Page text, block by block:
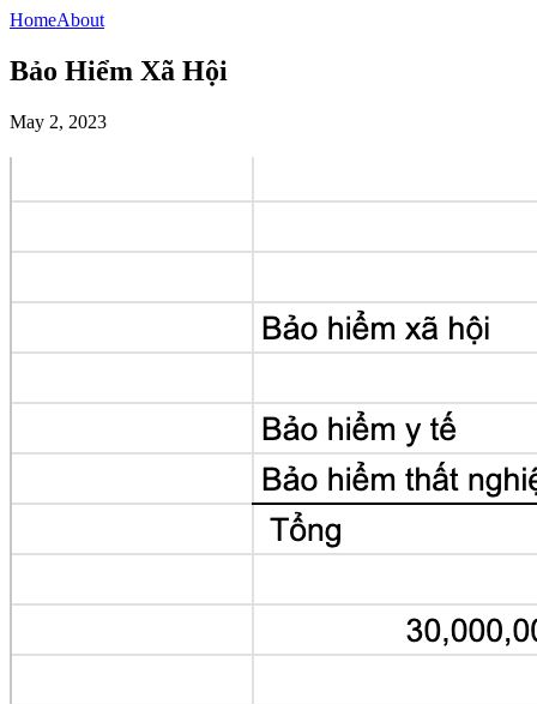
HomeAbout
Bảo Hiểm Xã Hội
May 2, 2023